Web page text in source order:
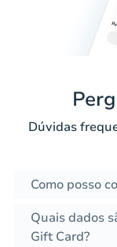
Dúvidas
Como posso
Quais dados
Gift Card?